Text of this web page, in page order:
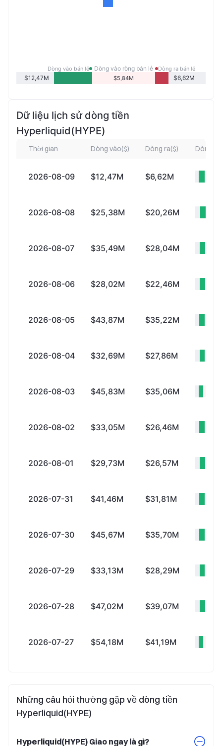
Dòng vào bán lẻ
$12,47M
Dòng vào ròng bán lẻ
$5,84M
Dòng ra bán lẻ
$6,62M
Dữ liệu lịch sử dòng tiền
Hyperliquid(HYPE)
Thời gian Dòng vào($) Dòng ra($) Dòng
2026-08-09 $12,47M $6,62M
2026-08-08 $25,38M $20,26M
2026-08-07 $35,49M $28,04M
2026-08-06 $28,02M $22,46M
2026-08-05 $43,87M $35,22M
2026-08-04 $32,69M $27,86M
2026-08-03 $45,83M $35,06M
2026-08-02 $33,05M $26,46M
2026-08-01 $29,73M $26,57M
2026-07-31 $41,46M $31,81M
2026-07-30 $45,67M $35,70M
2026-07-29 $33,13M $28,29M
2026-07-28 $47,02M $39,07M
2026-07-27 $54,18M $41,19M
Những câu hỏi thường gặp về dòng tiền
Hyperliquid(HYPE)
Hyperliquid(HYPE) Giao ngay là gì?